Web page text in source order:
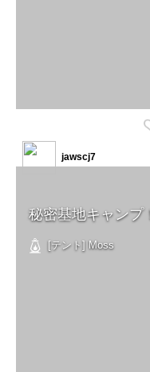
秘密基地キャンプ
[テント] Moss
jawscj7